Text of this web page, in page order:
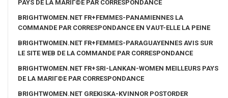
PAYS DE LA MARIГ©E PAR CORRESPONDANCE
BRIGHTWOMEN.NET FR+FEMMES-PANAMIENNES LA
COMMANDE PAR CORRESPONDANCE EN VAUT-ELLE LA PEINE
BRIGHTWOMEN.NET FR+FEMMES-PARAGUAYENNES AVIS SUR
LE SITE WEB DE LA COMMANDE PAR CORRESPONDANCE
BRIGHTWOMEN.NET FR+SRI-LANKAN-WOMEN MEILLEURS PAYS
DE LA MARIГ©E PAR CORRESPONDANCE
BRIGHTWOMEN.NET GREKISKA-KVINNOR POSTORDER